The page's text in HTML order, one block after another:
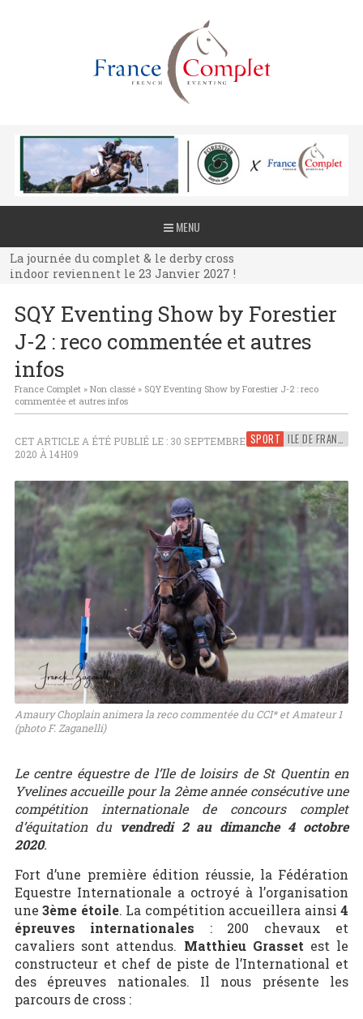
MENU
La journée du complet & le derby cross
indoor reviennent le 23 Janvier 2027 !
La journée du complet & le derby cross
indoor reviennent le 23 Janvier 2027 !
indoor reviennent le 23 Janvier 2027 !
SQY Eventing Show by Forestier
J-2 : reco commentée et autres
infos
France Complet» Non classé» SQY Eventing Show by Forestier J-2 : reco
commentée et autres infos
SPORT ILE DE FRANCE
CET ARTICLE A ÉTÉ PUBLIÉ LE : 30 SEPTEMBRE
2020 À 14H09
Amaury Choplain animera la reco commentée du CCI* et Amateur 1
(photo F. Zaganelli)
Le centre équestre de l’Ile de loisirs de St Quentin en
Yvelines accueille pour la 2èmeannée consécutive une
compétition internationale de concours complet
d’équitation du vendredi 2 au dimanche 4 octobre
2020.
Fort d’une première édition réussie, la Fédération
Equestre Internationale a octroyé à l’organisation
une3ème étoile. La compétition accueillera ainsi4
épreuves internationales : 200 chevaux et
cavaliers sont attendus. Matthieu Grasset est le
constructeur et chef de piste de l’International et
des épreuves nationales. Il nous présente les
parcours de cross :